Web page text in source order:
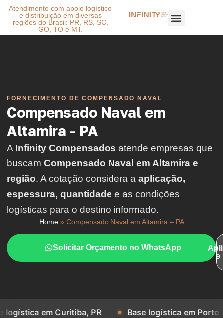
Atendimento com apoio logístico
e distribuição em diversas
regiões do Brasil: PR, RS, SC,
GO, TO e MT.
FORNECIMENTO DE COMPENSADO NAVAL
Compensado Naval em
Altamira - PA
A Infinity Compensados atende empresas que
buscam Compensado Naval em Altamira e
região. A cotação considera a aplicação,
espessura, quantidade e as condições
logísticas para o destino informado.
Home» Compensado Naval em Altamira – PA
Solicitar Orçamento no WhatsApp
e
Curitiba, PR Base logística em Porto Alegre, RS